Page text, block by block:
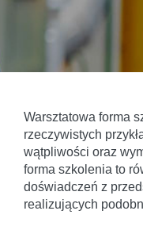
Warsztatowa forma
rzeczywistych
wątpliwości oraz
forma szkolenia to
doświadczeń z
realizujących